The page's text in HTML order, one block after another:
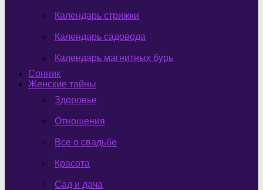
Календарь стрижки
Календарь садовода
Календарь магнитных бурь
Сонник
Женские тайны
Здоровье
Отношения
Все о свадьбе
Красота
Сад и дача